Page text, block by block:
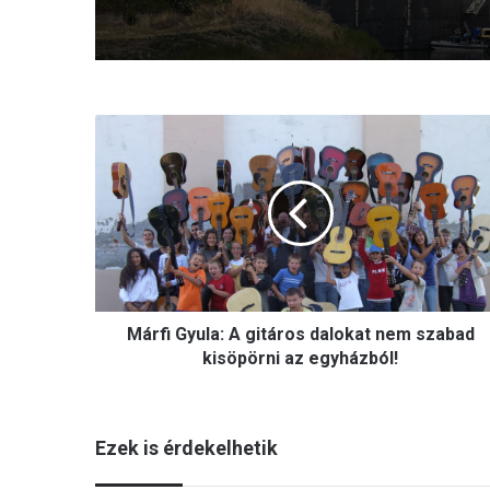
lett a paksi
legnagyobb
i
G
y
l
t
Márfi Gyula: A gitáros dalokat nem szabad
kisöpörni az egyházból!
Ezek is érdekelhetik